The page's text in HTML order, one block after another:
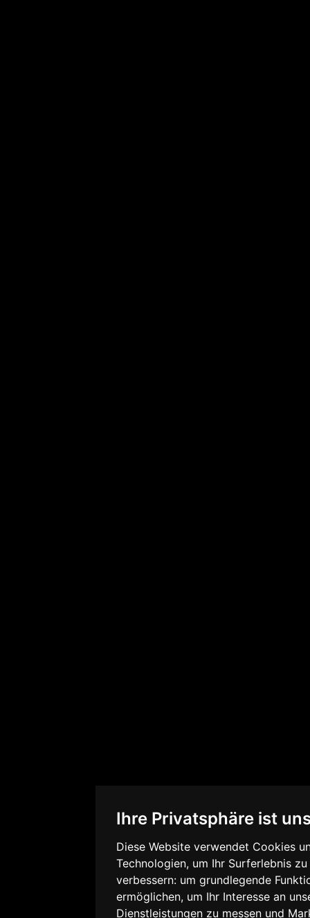
Ihre Privatsphäre ist
Diese Website verwendet Cookies
Technologien, um Ihr Surferlebnis
verbessern: um grundlegende
ermöglichen, um Ihr Interesse an
Dienstleistungen zu messen und